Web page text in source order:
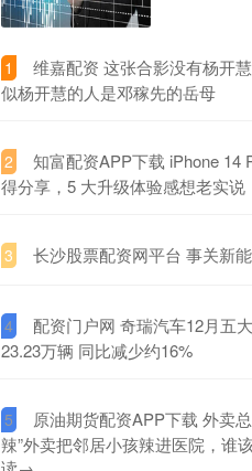
1
维嘉配资 这张合影没有杨开
似杨开慧的人是邓稼先的岳母
2
知富配资APP下载 iPhone 14
得分享，5 大升级体验感想老实说
3 长沙股票配资网平台 事关新
4
配资门户网 奇瑞汽车12月五
23.23万辆 同比减少约16%
5
原油期货配资APP下载 外卖
辣”外卖把邻居小孩辣进医院，谁